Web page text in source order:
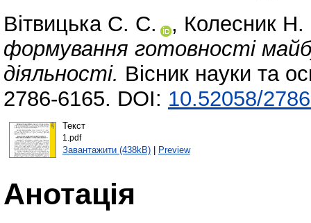
Вітвицька С. С. , Колесник
формування готовності
діяльності. Вісник науки та
2786-6165. DOI: 10.52058/
Текст
1.pdf
Завантажити (438kB)| Preview
Анотація